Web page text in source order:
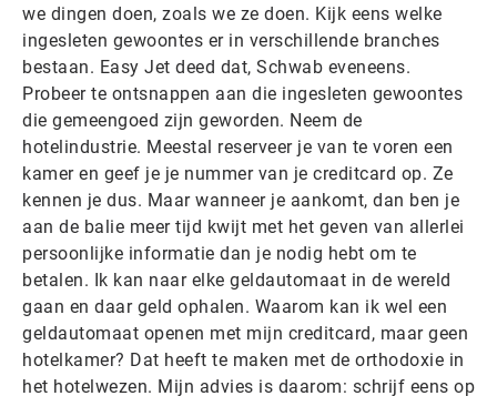
we dingen doen, zoals we ze doen. Kijk eens welke
ingesleten gewoontes er in verschillende branches
bestaan. Easy Jet deed dat, Schwab eveneens.
Probeer te ontsnappen aan die ingesleten gewoontes
die gemeengoed zijn geworden. Neem de
hotelindustrie. Meestal reserveer je van te voren een
kamer en geef je je nummer van je creditcard op. Ze
kennen je dus. Maar wanneer je aankomt, dan ben je
aan de balie meer tijd kwijt met het geven van allerlei
persoonlijke informatie dan je nodig hebt om te
betalen. Ik kan naar elke geldautomaat in de wereld
gaan en daar geld ophalen. Waarom kan ik wel een
geldautomaat openen met mijn creditcard, maar geen
hotelkamer? Dat heeft te maken met de orthodoxie in
het hotelwezen. Mijn advies is daarom: schrijf eens op